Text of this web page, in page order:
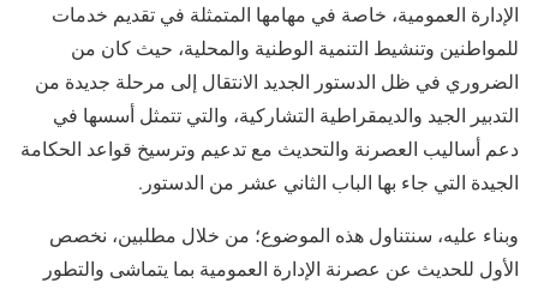
الإدارة العمومية، خاصة في مهامها المتمثلة في تقديم خدمات
للمواطنين وتنشيط التنمية الوطنية والمحلية، حيث كان من
الضروري في ظل الدستور الجديد الانتقال إلى مرحلة جديدة من
التدبير الجيد والديمقراطية التشاركية، والتي تتمثل أسسها في
دعم أساليب العصرنة والتحديث مع تدعيم وترسيخ قواعد الحكامة
الجيدة التي جاء بها الباب الثاني عشر من الدستور.
وبناء عليه، سنتناول هذه الموضوع؛ من خلال مطلبين، نخصص
الأول للحديث عن عصرنة الإدارة العمومية بما يتماشى والتطور